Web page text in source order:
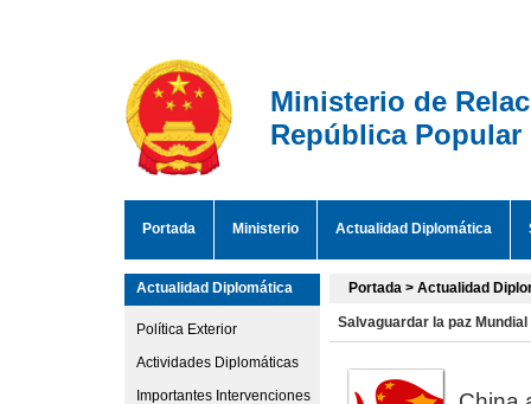
Ministerio de
República Popular
Portada Ministerio Actualidad Diplomática
Actualidad Diplomática
Política Exterior
Actividades Diplomáticas
Importantes Intervenciones
Portada > Actualidad
Salvaguardar la paz